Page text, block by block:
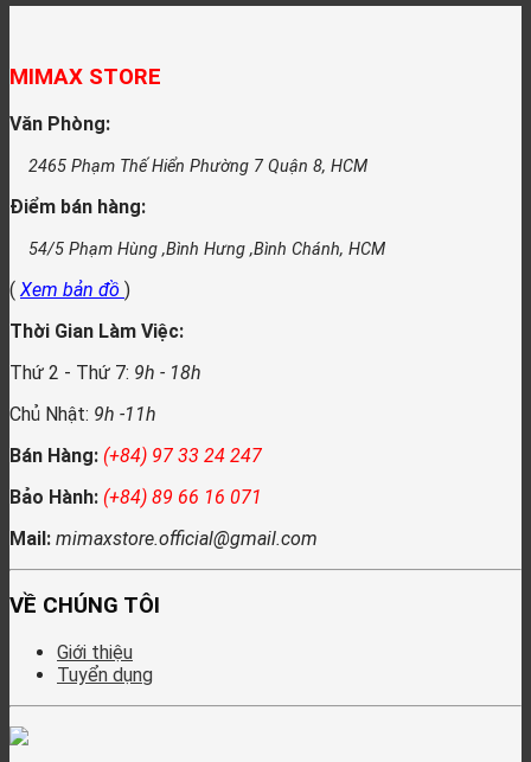
MIMAX STORE
Văn Phòng:
2465 Phạm Thế Hiển Phường 7 Quận 8, HCM
Điểm bán hàng:
54/5 Phạm Hùng ,Bình Hưng ,Bình Chánh, HCM
( Xem bản đồ )
Thời Gian Làm Việc:
Thứ 2 - Thứ 7: 9h - 18h
Chủ Nhật: 9h -11h
Bán Hàng: (+84) 97 33 24 247
Bảo Hành: (+84) 89 66 16 071
Mail: mimaxstore.official@gmail.com
VỀ CHÚNG TÔI
Giới thiệu
Tuyển dụng